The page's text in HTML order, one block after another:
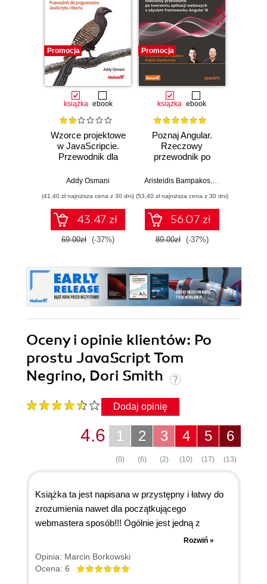
Promocja
książka ebook
Wzorce projektowe
w JavaScripcie.
Przewodnik dla
JavaScriptu i
Addy Osmani
(41,40 zł najniższa cena z 30 dni)
43.47 zł
69.00zł (-37%)
Promocja
książka ebook
Poznaj Angular.
Rzeczowy
przewodnik po
webowych z
frameworku
Angular 15.
Wydanie IV
Aristeidis Bampakos, Pablo
(53,40 zł najniższa cena z 30 dni)
56.07 zł
89.00zł (-37%)
Oceny i opinie klientów: Po
prostu JavaScript Tom
Negrino, Dori Smith
Dodaj opinię
6
(13)
5
(17)
4
(10)
3
(2)
2
(6)
1
(0)
4.6
Książka ta jest napisana w przystępny i łatwy do
zrozumienia nawet dla początkującego
webmastera sposób!!! Ogólnie jest jedną z
najlepszych dostepnych obecnie na rynku pozycji
na temat JavaScript. Pozycja ta jest pomocna
nawet dla osób znajacych temat scriptu. Dzięki tej
Rozwiń »
Opinia: Marcin Borkowski
Ocena: 6